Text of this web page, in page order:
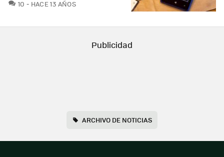
10 COMENTARIOS
HACE 13 AÑOS
ARCHIVO DE NOTICIAS